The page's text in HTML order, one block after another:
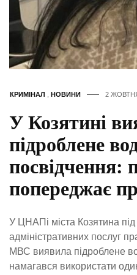
КРИМІНАЛ НОВИНИ 2
У Козятині
підроблене
посвідчення:
попереджає
У ЦНАПі міста Козятина
адміністративних послуг
МВС виявила підроблене
намагався використати